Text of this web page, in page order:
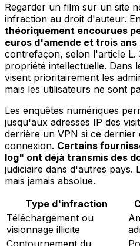
Regarder un film sur un site
infraction au droit d'auteur.
théoriquement encourues
euros d'amende et trois
contrefaçon, selon l'article L.
propriété intellectuelle. Dans
visent prioritairement les
mais les utilisateurs ne sont
Les enquêtes numériques
jusqu'aux adresses IP des
derrière un VPN si ce
connexion. Certains
log" ont déjà transmis des
judiciaire dans d'autres pays.
mais jamais absolue.
Type d'infraction
Téléchargement ou
visionnage illicite
Contournement du